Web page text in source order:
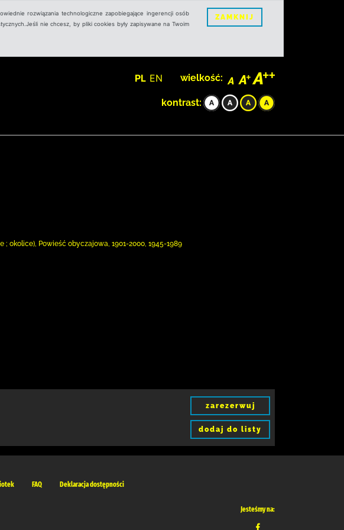
rozwiązania technologiczne zapobiegające ingerencji osób
nie chcesz, by pliki cookies były zapisywane na Twoim
ZAMKNIJ
PL EN wielkość:
kontrast:
okolice), Powieść obyczajowa, 1901-2000, 1945-1989
zarezerwuj
dodaj do listy
FAQ Deklaracja dostępności
Jesteśmy na: